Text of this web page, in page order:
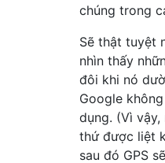
chúng trong
Sẽ thật tuyệt
nhìn thấy
đôi khi nó
Google
dụng. (Vì
thứ được liệt
sau đó GPS